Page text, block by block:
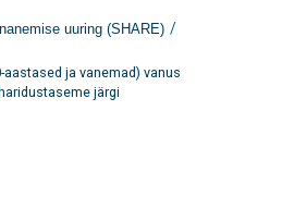
uuring (SHARE) /
aastased ja vanemad) vanus
järgi